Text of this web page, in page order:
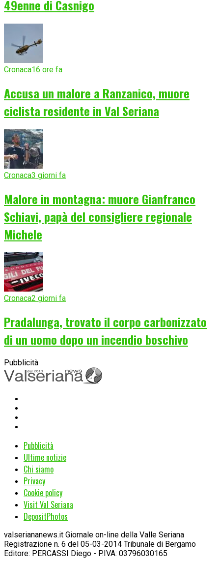
49enne di Casnigo
Cronaca16 ore fa
Accusa un malore a Ranzanico, muore
ciclista residente in Val Seriana
Cronaca3 giorni fa
Malore in montagna: muore Gianfranco
Schiavi, papà del consigliere regionale
Michele
Cronaca2 giorni fa
Pradalunga, trovato il corpo carbonizzato
di un uomo dopo un incendio boschivo
Pubblicità
Pubblicità
Ultime notizie
Chi siamo
Privacy
Cookie policy
Visit Val Seriana
DepositPhotos
valseriananews.it Giornale on-line della Valle Seriana
Registrazione n. 6 del 05-03-2014 Tribunale di Bergamo
Editore: PERCASSI Diego - P.IVA: 03796030165